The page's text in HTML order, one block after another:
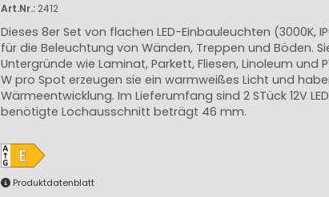
Art.Nr.: 2412
Dieses 8er Set von flachen LED-Einbauleuchten (3000K,
für die Beleuchtung von Wänden, Treppen und Böden.
Untergründe wie Laminat, Parkett, Fliesen, Linoleum und
W pro Spot erzeugen sie ein warmweißes Licht und
Wärmeentwicklung. Im Lieferumfang sind 2 STück 12V
benötigte Lochausschnitt beträgt 46 mm.
Produktdatenblatt